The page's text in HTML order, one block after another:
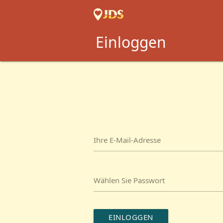
Einloggen
Ihre E-Mail-Adresse
Wählen Sie Passwort
EINLOGGEN